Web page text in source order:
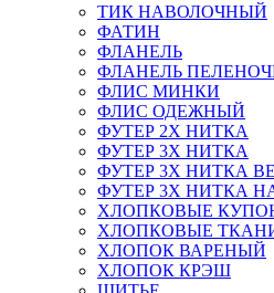
ТИК НАВОЛОЧНЫЙ
ФАТИН
ФЛАНЕЛЬ
ФЛАНЕЛЬ
ФЛИС МИНКИ
ФЛИС ОДЕЖНЫЙ
ФУТЕР 2Х НИТКА
ФУТЕР 3Х НИТКА
ФУТЕР 3Х НИТКА
ФУТЕР 3Х НИТКА
ХЛОПКОВЫЕ
ХЛОПКОВЫЕ
ХЛОПОК ВАРЕНЫЙ
ХЛОПОК КРЭШ